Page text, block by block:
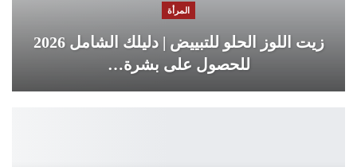
المرأة
زيت اللوز الحلو للتبييض | دليلك الشامل 2026
للحصول على بشرة…